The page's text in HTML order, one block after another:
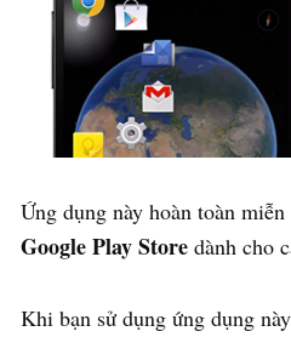
Ứng dụng này hoàn toàn
Google Play Store dành cho
Khi bạn sử dụng ứng dụng